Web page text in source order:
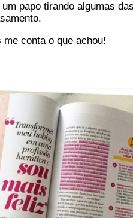
um papo tirando algumas
conta o que achou!